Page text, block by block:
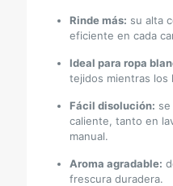
Rinde más: su alta
eficiente en cada
Ideal para ropa
tejidos mientras los
Fácil disolución:
caliente, tanto en
manual.
Aroma agradable:
frescura duradera.